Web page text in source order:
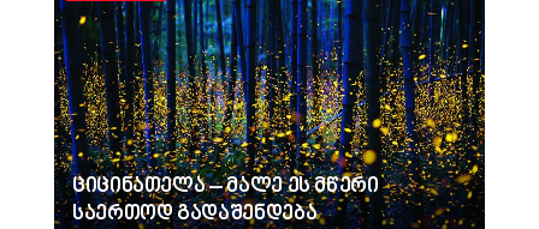
ციცინათელა – მალე ეს მწერი
საერთოდ გადაშენდება